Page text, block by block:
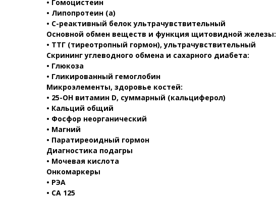
• Гомоцистеин
• Липопротеин (a)
• С-реактивный белок ультрачувствительный
Основной обмен веществ и функция щитовидной железы:
• ТТГ (тиреотропный гормон), ультрачувствительный
Скрининг углеводного обмена и сахарного диабета:
• Глюкоза
• Гликированный гемоглобин
Микроэлементы, здоровье костей:
• 25-ОН витамин D, суммарный (кальциферол)
• Кальций общий
• Фосфор неорганический
• Магний
• Паратиреоидный гормон
Диагностика подагры
• Мочевая кислота
Онкомаркеры
• РЭА
• СА 125